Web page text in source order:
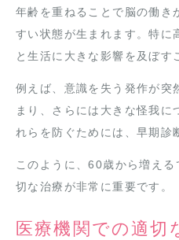
年齢を重ねることで脳の働き
すい状態が生まれます。特に
と生活に大きな影響を及ぼす
例えば、意識を失う発作が突
まり、さらには大きな怪我に
れらを防ぐためには、早期診
このように、60歳から増え
切な治療が非常に重要です。
医療機関での適切